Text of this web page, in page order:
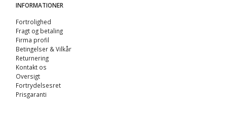
INFORMATIONER
Fortrolighed
Fragt og betaling
Firma profil
Betingelser & Vilkår
Returnering
Kontakt os
Oversigt
Fortrydelsesret
Prisgaranti